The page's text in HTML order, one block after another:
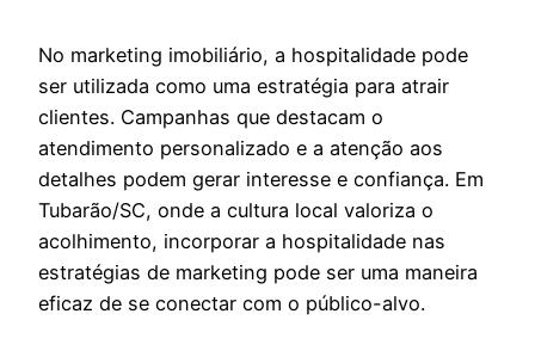
No marketing imobiliário, a hospitalidade pode
ser utilizada como uma estratégia para atrair
clientes. Campanhas que destacam o
atendimento personalizado e a atenção aos
detalhes podem gerar interesse e confiança. Em
Tubarão/SC, onde a cultura local valoriza o
acolhimento, incorporar a hospitalidade nas
estratégias de marketing pode ser uma maneira
eficaz de se conectar com o público-alvo.